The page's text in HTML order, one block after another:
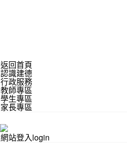
返回首頁
認識建德
行政服務
教師專區
學生專區
家長專區
網站登入login